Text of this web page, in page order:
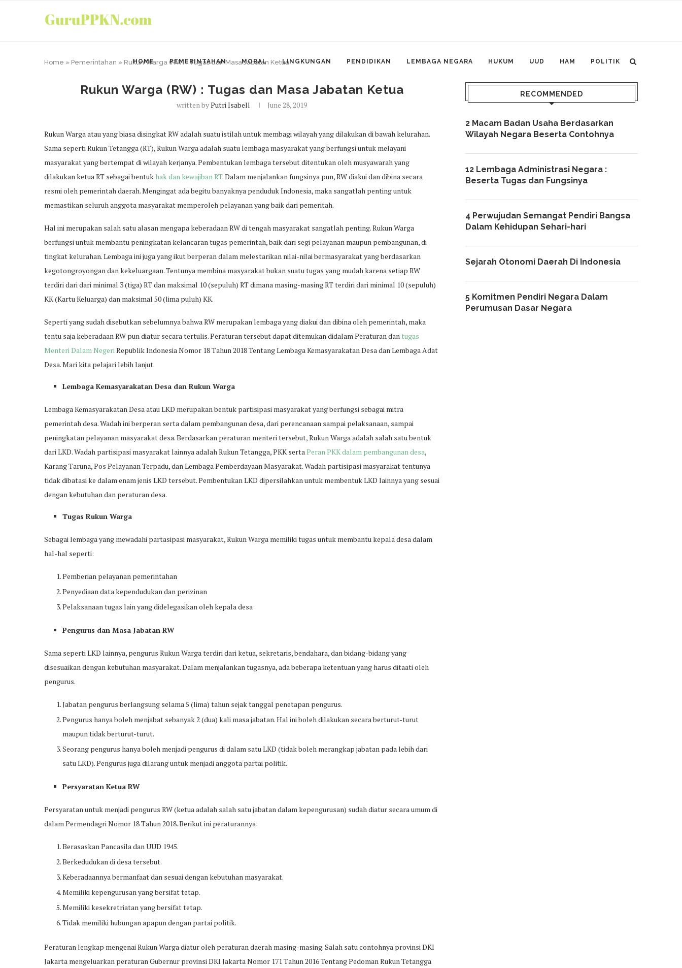
HOME PEMERINTAHAN MORAL LINGKUNGAN PENDIDIKAN LEMBAGA NEGARA HUKUM UUD HAM POLITIK
Home » Pemerintahan » Rukun Warga (RW) : Tugas dan Masa Jabatan Ketua
Rukun Warga (RW) : Tugas dan Masa Jabatan Ketua
written byPutri Isabell June 28, 2019
Rukun Warga atau yang biasa disingkat RW adalah suatu istilah untuk membagi wilayah yang dilakukan di bawah kelurahan.
Sama seperti Rukun Tetangga (RT), Rukun Warga adalah suatu lembaga masyarakat yang berfungsi untuk melayani
masyarakat yang bertempat di wilayah kerjanya. Pembentukan lembaga tersebut ditentukan oleh musyawarah yang
dilakukan ketua RT sebagai bentuk hak dan kewajiban RT. Dalam menjalankan fungsinya pun, RW diakui dan dibina secara
resmi oleh pemerintah daerah. Mengingat ada begitu banyaknya penduduk Indonesia, maka sangatlah penting untuk
memastikan seluruh anggota masyarakat memperoleh pelayanan yang baik dari pemeritah.
Hal ini merupakan salah satu alasan mengapa keberadaan RW di tengah masyarakat sangatlah penting. Rukun Warga
berfungsi untuk membantu peningkatan kelancaran tugas pemerintah, baik dari segi pelayanan maupun pembangunan, di
tingkat kelurahan. Lembaga ini juga yang ikut berperan dalam melestarikan nilai-nilai bermasyarakat yang berdasarkan
kegotongroyongan dan kekeluargaan. Tentunya membina masyarakat bukan suatu tugas yang mudah karena setiap RW
terdiri dari dari minimal 3 (tiga) RT dan maksimal 10 (sepuluh) RT dimana masing-masing RT terdiri dari minimal 10 (sepuluh)
KK (Kartu Keluarga) dan maksimal 50 (lima puluh) KK.
Seperti yang sudah disebutkan sebelumnya bahwa RW merupakan lembaga yang diakui dan dibina oleh pemerintah, maka
tentu saja keberadaan RW pun diatur secara tertulis. Peraturan tersebut dapat ditemukan didalam Peraturan dantugas
Menteri Dalam NegeriRepublik Indonesia Nomor 18 Tahun 2018 Tentang Lembaga Kemasyarakatan Desa dan Lembaga Adat
Desa. Mari kita pelajari lebih lanjut.
Lembaga Kemasyarakatan Desa dan Rukun Warga
Lembaga Kemasyarakatan Desa atau LKD merupakan bentuk partisipasi masyarakat yang berfungsi sebagai mitra
pemerintah desa. Wadah ini berperan serta dalam pembangunan desa, dari perencanaan sampai pelaksanaan, sampai
peningkatan pelayanan masyarakat desa. Berdasarkan peraturan menteri tersebut, Rukun Warga adalah salah satu bentuk
dari LKD. Wadah partisipasi masyarakat lainnya adalah Rukun Tetangga, PKK sertaPeran PKK dalam pembangunan desa,
Karang Taruna, Pos Pelayanan Terpadu, dan Lembaga Pemberdayaan Masyarakat. Wadah partisipasi masyarakat tentunya
tidak dibatasi ke dalam enam jenis LKD tersebut. Pembentukan LKD dipersilahkan untuk membentuk LKD lainnya yang sesuai
dengan kebutuhan dan peraturan desa.
Tugas Rukun Warga
Sebagai lembaga yang mewadahi partasipasi masyarakat, Rukun Warga memiliki tugas untuk membantu kepala desa dalam
hal-hal seperti:
Pemberian pelayanan pemerintahan
Penyediaan data kependudukan dan perizinan
Pelaksanaan tugas lain yang didelegasikan oleh kepala desa
Pengurus dan Masa Jabatan RW
Sama seperti LKD lainnya, pengurus Rukun Warga terdiri dari ketua, sekretaris, bendahara, dan bidang-bidang yang
disesuaikan dengan kebutuhan masyarakat. Dalam menjalankan tugasnya, ada beberapa ketentuan yang harus ditaati oleh
pengurus.
Jabatan pengurus berlangsung selama 5 (lima) tahun sejak tanggal penetapan pengurus.
Pengurus hanya boleh menjabat sebanyak 2 (dua) kali masa jabatan. Hal ini boleh dilakukan secara berturut-turut
maupun tidak berturut-turut.
Seorang pengurus hanya boleh menjadi pengurus di dalam satu LKD (tidak boleh merangkap jabatan pada lebih dari
satu LKD). Pengurus juga dilarang untuk menjadi anggota partai politik.
Persyaratan Ketua RW
Persyaratan untuk menjadi pengurus RW (ketua adalah salah satu jabatan dalam kepengurusan) sudah diatur secara umum di
dalam Permendagri Nomor 18 Tahun 2018. Berikut ini peraturannya:
Berasaskan Pancasila dan UUD 1945.
Berkedudukan di desa tersebut.
Keberadaannya bermanfaat dan sesuai dengan kebutuhan masyarakat.
Memiliki kepengurusan yang bersifat tetap.
Memiliki kesekretriatan yang bersifat tetap.
Tidak memiliki hubungan apapun dengan partai politik.
Peraturan lengkap mengenai Rukun Warga diatur oleh peraturan daerah masing-masing. Salah satu contohnya provinsi DKI
Jakarta mengeluarkan peraturan Gubernur provinsi DKI Jakarta Nomor 171 Tahun 2016 Tentang Pedoman Rukun Tetangga
RECOMMENDED
2 Macam Badan Usaha Berdasarkan
Wilayah Negara Beserta Contohnya
12 Lembaga Administrasi Negara :
Beserta Tugas dan Fungsinya
4 Perwujudan Semangat Pendiri Bangsa
Dalam Kehidupan Sehari-hari
Sejarah Otonomi Daerah Di Indonesia
5 Komitmen Pendiri Negara Dalam
Perumusan Dasar Negara